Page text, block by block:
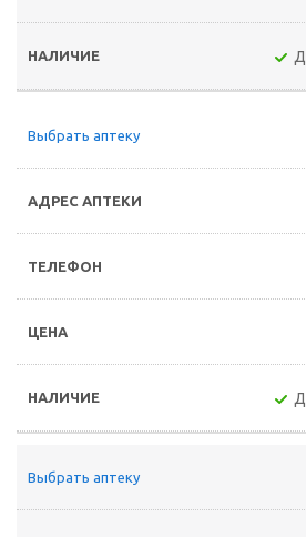
Выбрать аптеку
Выбрать аптеку